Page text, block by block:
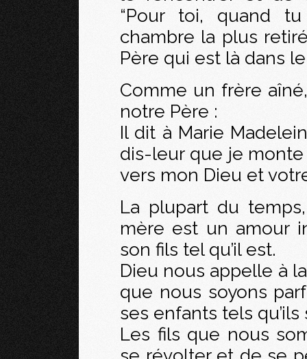
“Pour toi, quand
chambre la plus
Père qui est là dans le
Comme un frère
notre Père :
Il dit à Marie
dis-leur que je
vers mon Dieu et
La plupart du temps,
mère est un amour
son fils tel qu’il est.
Dieu nous appelle à
que nous soyons
ses enfants tels qu’ils
Les fils que nous